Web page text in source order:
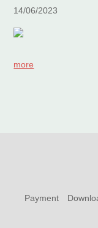
14/06/2023
more
Payment